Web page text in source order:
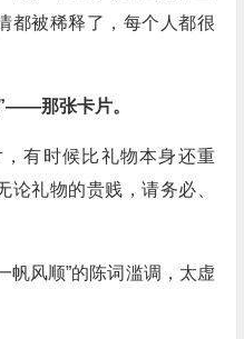
都被稀释了，每个人都很
那张卡片。
有时候比礼物本身还重
论礼物的贵贱，请务必、
帆风顺”的陈词滥调，太虚